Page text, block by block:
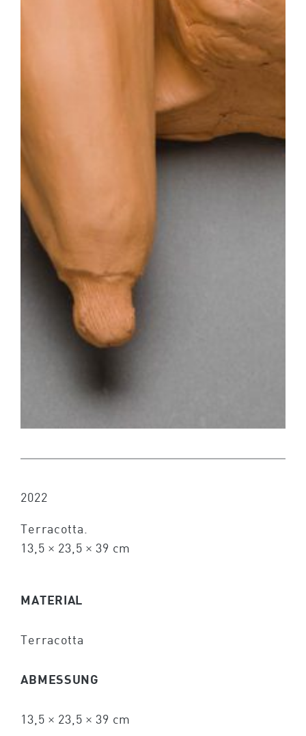
2022
Terracotta.
13,5 × 23,5 × 39 cm
MATERIAL
Terracotta
ABMESSUNG
13,5 × 23,5 × 39 cm